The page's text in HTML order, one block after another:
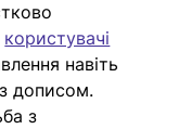
користувачі
навіть
дописом.
з